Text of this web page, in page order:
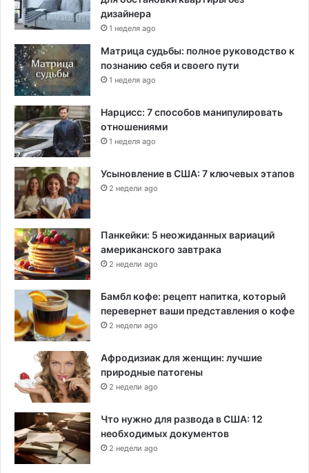
дизайнера
1 неделя ago
Матрица судьбы: полное руководство к
познанию себя и своего пути
1 неделя ago
Нарцисс: 7 способов манипулировать
отношениями
1 неделя ago
Усыновление в США: 7 ключевых этапов
2 недели ago
Панкейки: 5 неожиданных вариаций
американского завтрака
2 недели ago
Бамбл кофе: рецепт напитка, который
перевернет ваши представления о кофе
2 недели ago
Афродизиак для женщин: лучшие
природные патогены
2 недели ago
Что нужно для развода в США: 12
необходимых документов
2 недели ago